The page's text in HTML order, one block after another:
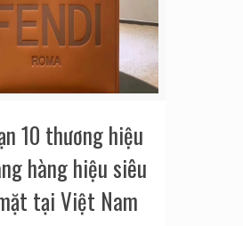
10 thương hiệu
hàng hiệu siêu
tại Việt Nam